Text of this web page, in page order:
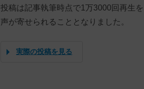
投稿は記事執筆時点で1万3000回再生
声が寄せられることとなりました。
実際の投稿を見る